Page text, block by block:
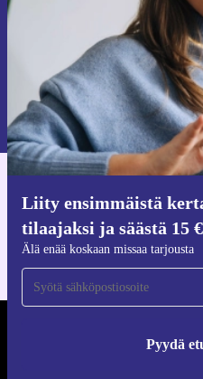
Liity ensimmäistä
tilaajaksi ja säästä 15
Älä enää koskaan missaa tarjousta
Pyydä
Pyydä
Lisätietoja henkilötietojen käytöstä
iOS:lle